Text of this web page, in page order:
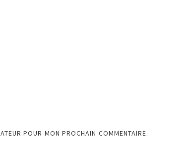
POUR MON PROCHAIN COMMENTAIRE.